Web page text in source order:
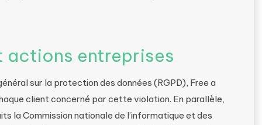
actions entreprises
sur la protection des données (RGPD), Free a
client concerné par cette violation. En parallèle,
la Commission nationale de l’informatique et des